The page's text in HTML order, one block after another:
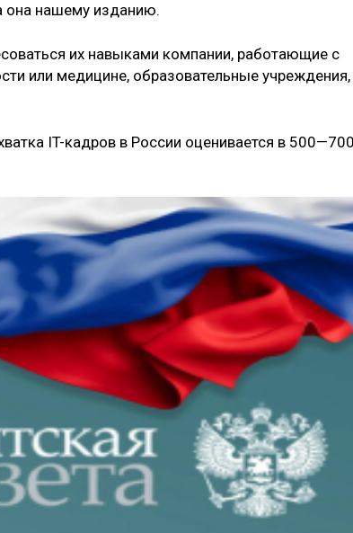
она нашему изданию.
их навыками компании, работающие с
или медицине, образовательные учреждения,
IT-кадров в России оценивается в